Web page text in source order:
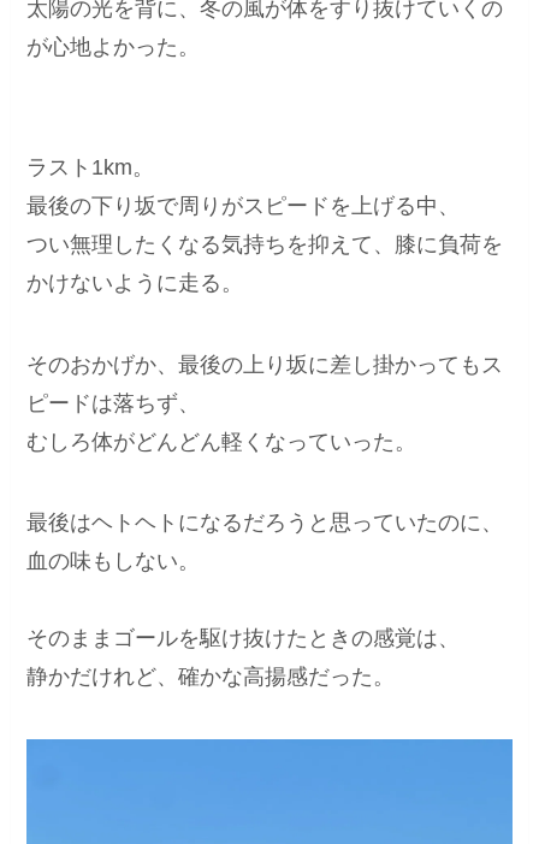
太陽の光を背に、冬の風が体をすり抜けていくの
が心地よかった。
ラスト1km。
最後の下り坂で周りがスピードを上げる中、
つい無理したくなる気持ちを抑えて、膝に負荷を
かけないように走る。
そのおかげか、最後の上り坂に差し掛かってもス
ピードは落ちず、
むしろ体がどんどん軽くなっていった。
最後はヘトヘトになるだろうと思っていたのに、
血の味もしない。
そのままゴールを駆け抜けたときの感覚は、
静かだけれど、確かな高揚感だった。